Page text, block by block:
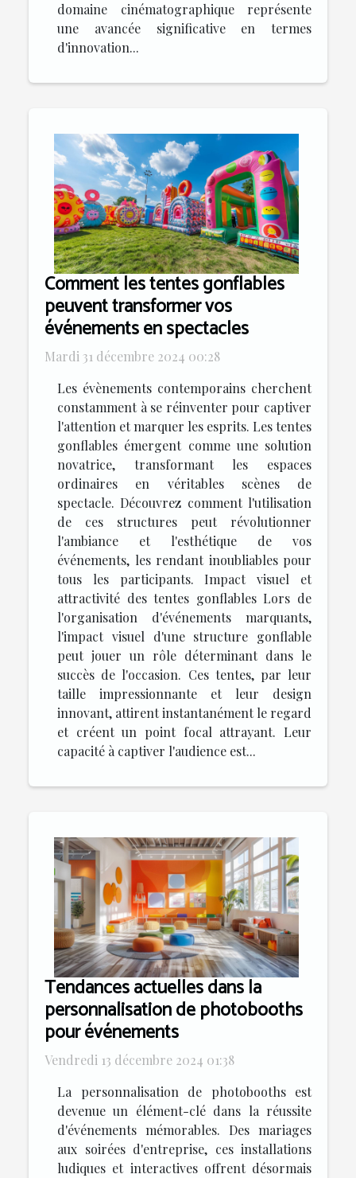
domaine cinématographique représente
une avancée significative en termes
d'innovation...
Comment les tentes gonflables
peuvent transformer vos
événements en spectacles
Mardi 31 décembre 2024 00:28
Les évènements contemporains cherchent
constamment à se réinventer pour captiver
l'attention et marquer les esprits. Les tentes
gonflables émergent comme une solution
novatrice, transformant les espaces
ordinaires en véritables scènes de
spectacle. Découvrez comment l'utilisation
de ces structures peut révolutionner
l'ambiance et l'esthétique de vos
événements, les rendant inoubliables pour
tous les participants. Impact visuel et
attractivité des tentes gonflables Lors de
l'organisation d'événements marquants,
l'impact visuel d'une structure gonflable
peut jouer un rôle déterminant dans le
succès de l'occasion. Ces tentes, par leur
taille impressionnante et leur design
innovant, attirent instantanément le regard
et créent un point focal attrayant. Leur
capacité à captiver l'audience est...
Tendances actuelles dans la
personnalisation de photobooths
pour événements
Vendredi 13 décembre 2024 01:38
La personnalisation de photobooths est
devenue un élément-clé dans la réussite
d'événements mémorables. Des mariages
aux soirées d'entreprise, ces installations
ludiques et interactives offrent désormais